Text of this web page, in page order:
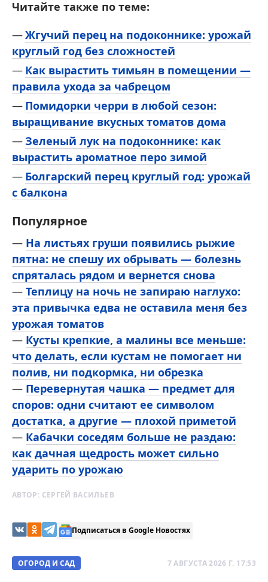
Читайте также по теме:
Жгучий перец на подоконнике: урожай
круглый год без сложностей
Как вырастить тимьян в помещении —
правила ухода за чабрецом
Помидорки черри в любой сезон:
выращивание вкусных томатов дома
Зеленый лук на подоконнике: как
вырастить ароматное перо зимой
Болгарский перец круглый год: урожай
с балкона
Популярное
— На листьях груши появились рыжие
пятна: не спешу их обрывать — болезнь
спряталась рядом и вернется снова
— Теплицу на ночь не запираю наглухо:
эта привычка едва не оставила меня без
урожая томатов
— Кусты крепкие, а малины все меньше:
что делать, если кустам не помогает ни
полив, ни подкормка, ни обрезка
— Перевернутая чашка — предмет для
споров: одни считают ее символом
достатка, а другие — плохой приметой
— Кабачки соседям больше не раздаю:
как дачная щедрость может сильно
ударить по урожаю
АВТОР: СЕРГЕЙ ВАСИЛЬЕВ
Подписаться в Google Новостях
ОГОРОД И САД 7 АВГУСТА 2026 Г. 17:53